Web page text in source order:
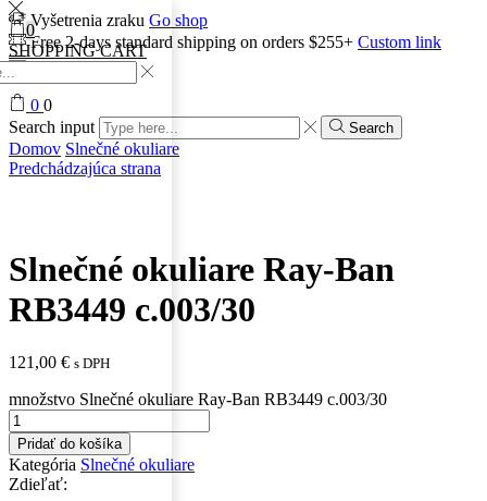
Vyšetrenia zraku Go shop
Free 2-days standard shipping on orders $255+ Custom link
0 0
0
SHOPPING CART
Search input Search
Domov Slnečné okuliare
Predchádzajúca strana
Slnečné okuliare Ray-Ban
RB3449 c.003/30
121,00 € s DPH
množstvo Slnečné okuliare Ray-Ban RB3449 c.003/30
Pridať do košíka
Kategória Slnečné okuliare
Zdieľať: